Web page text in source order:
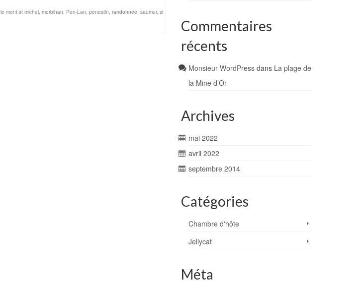
le mont st michel, morbihan, Pen-Lan, penestin, randonnée, saumur, st
Commentaires
récents
Monsieur WordPressdans La plage de
la Mine d’Or
Archives
mai 2022
avril 2022
septembre 2014
Catégories
Chambre d'hôte
Jellycat
Méta